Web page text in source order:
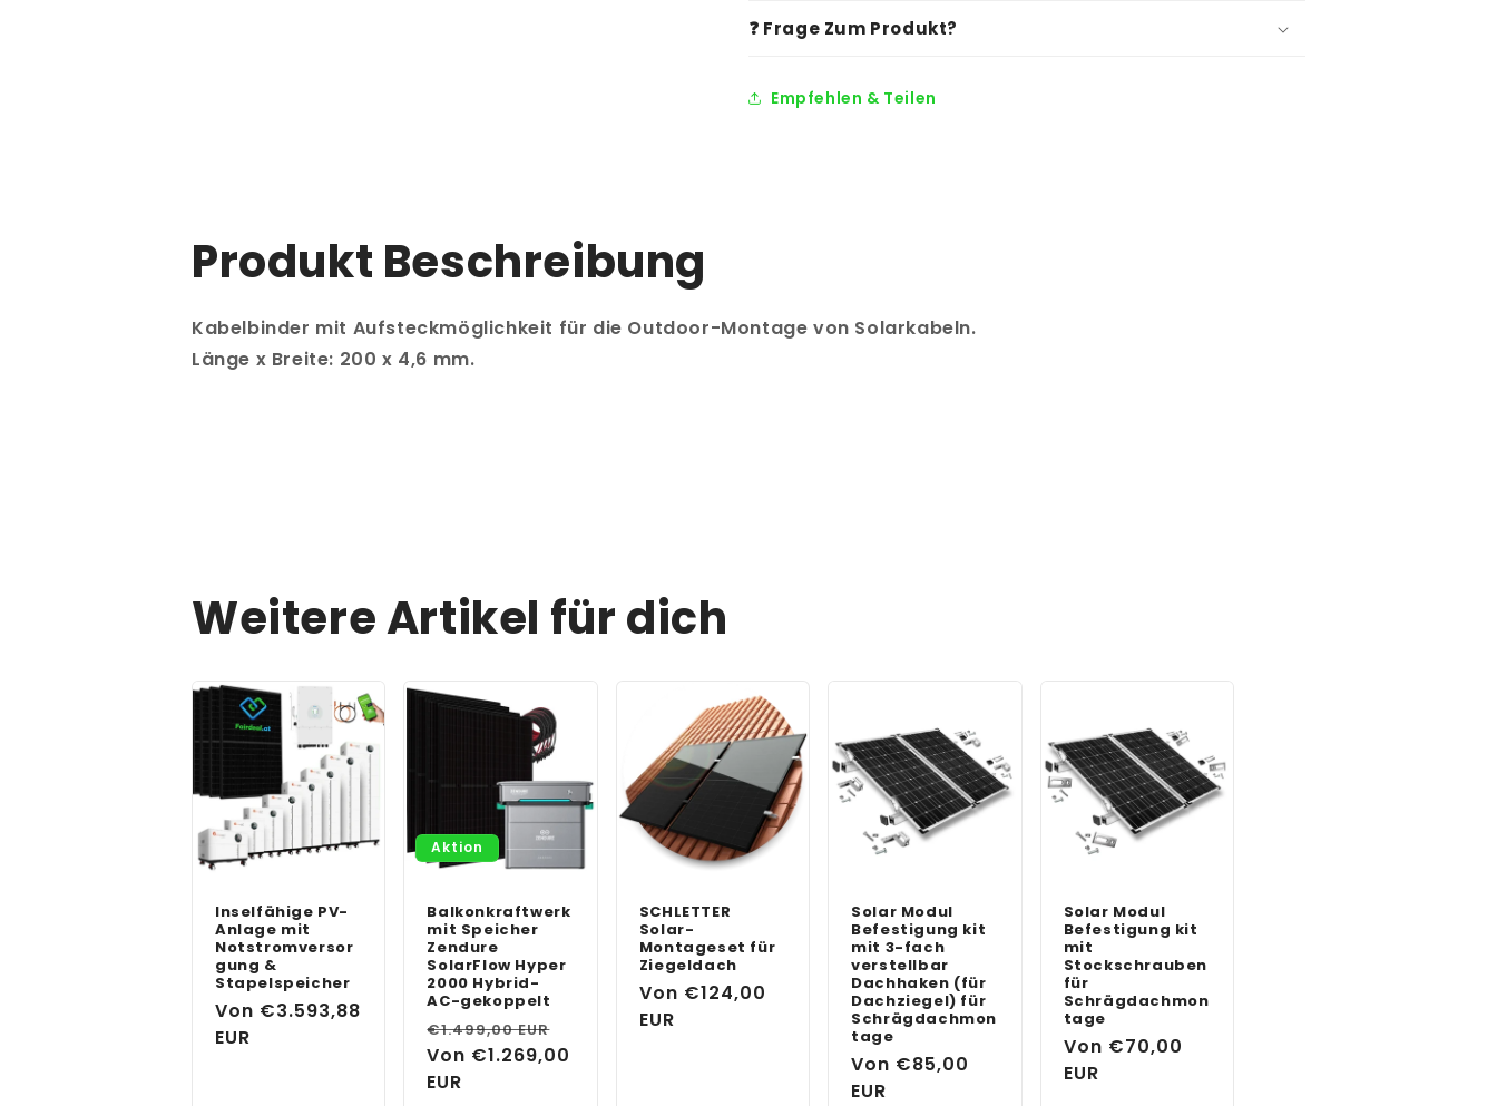
❓ Frage Zum Produkt?
Empfehlen & Teilen
Produkt Beschreibung
Kabelbinder mit Aufsteckmöglichkeit für die Outdoor-Montage von Solarkabeln.
Länge x Breite: 200 x 4,6 mm.
Weitere Artikel für dich
Inselfähige PV-
Anlage mit
Notstromversor
gung &
Stapelspeicher
Normaler
Preis
Von €3.593,88
EUR
Aktion
Balkonkraftwerk
mit Speicher
Zendure
SolarFlow Hyper
2000 Hybrid-
AC-gekoppelt
Normaler
Preis
€1.499,00 EUR
Verkaufspreis
Von €1.269,00
EUR
SCHLETTER
Solar-
Montageset für
Ziegeldach
Normaler
Preis
Von €124,00
EUR
Solar Modul
Befestigung kit
mit 3-fach
verstellbar
Dachhaken (für
Dachziegel) für
Schrägdachmon
tage
Normaler
Preis
Von €85,00
EUR
Solar Modul
Befestigung kit
mit
Stockschrauben
für
Schrägdachmon
tage
Normaler
Preis
Von €70,00
EUR